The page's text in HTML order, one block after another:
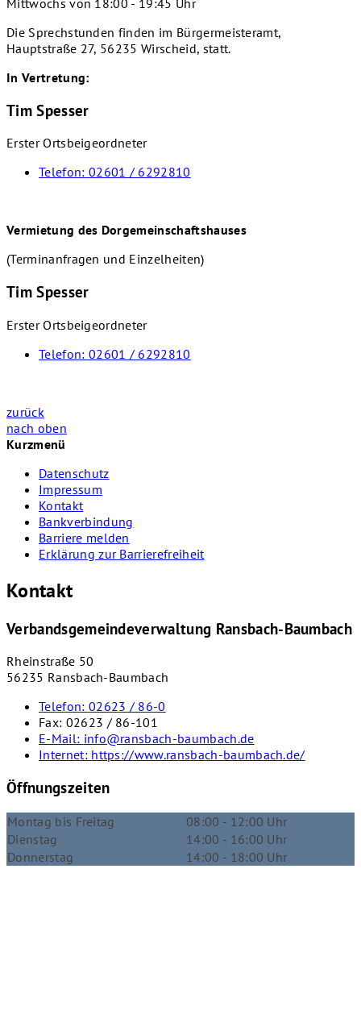
Die Sprechstunden finden im Bürgermeisteramt,
Hauptstraße 27, 56235 Wirscheid, statt.
In Vertretung:
Tim Spesser
Erster Ortsbeigeordneter
Telefon: 02601 / 6292810
Vermietung des Dorgemeinschaftshauses
(Terminanfragen und Einzelheiten)
Tim Spesser
Erster Ortsbeigeordneter
Telefon: 02601 / 6292810
zurück
nach oben
Kurzmenü
Datenschutz
Impressum
Kontakt
Bankverbindung
Barriere melden
Erklärung zur Barrierefreiheit
Kontakt
Verbandsgemeindeverwaltung Ransbach-Baumbach
Rheinstraße 50
56235 Ransbach-Baumbach
Telefon: 02623 / 86-0
Fax: 02623 / 86-101
E-Mail: info@ransbach-baumbach.de
Internet: https://www.ransbach-baumbach.de/
Öffnungszeiten
Montag bis Freitag
08:00 - 12:00 Uhr
Dienstag
14:00 - 16:00 Uhr
Donnerstag
14:00 - 18:00 Uhr